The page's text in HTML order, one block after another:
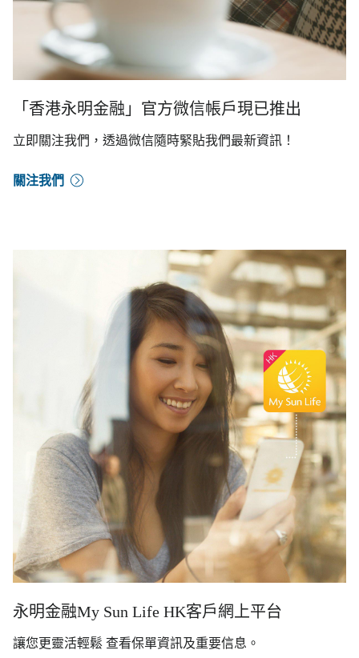
「香港永明金融」官方微信帳戶現已推出
立即關注我們，透過微信隨時緊貼我們最新資訊！
關注我們
永明金融My Sun Life HK客戶網上平台
讓您更靈活輕鬆 查看保單資訊及重要信息。